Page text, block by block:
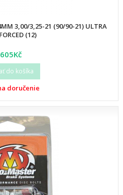
3,00/3,25-21 (90/90-21) ULTRA
(12)
605Kč
do košíka
doručenie